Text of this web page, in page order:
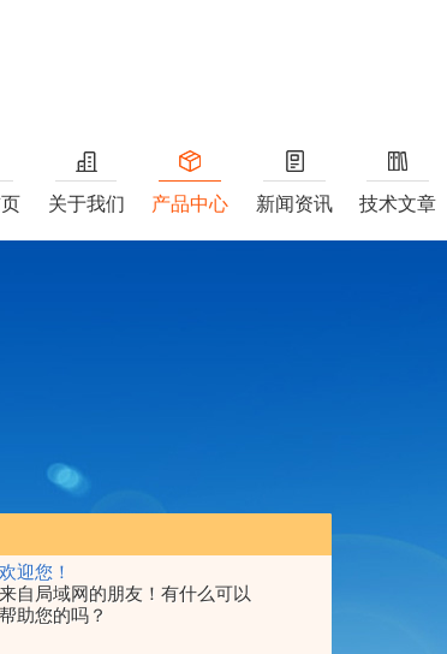
欢迎您！
来自局域网的朋友！有什么可以
帮助您的吗？
关于我们 产品中心 新闻资讯 技术文章